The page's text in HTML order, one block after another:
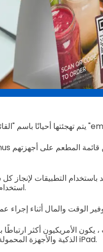
باستخدام التطبيقات لإنجاز
استخدام موقع إلكتروني للطلب عبر الإنترنت.
يكون الأمريكيون أكثر
الذكية والأجهزة المحمولة الأخرى مثل الأجهزة اللوحية وأجهزة iPad.